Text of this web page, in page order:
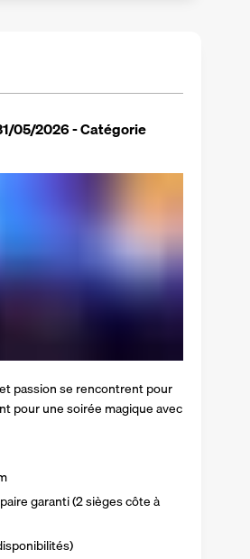
05/2026 - Catégorie
passion se rencontrent pour
pour une soirée magique avec
garanti (2 sièges côte à